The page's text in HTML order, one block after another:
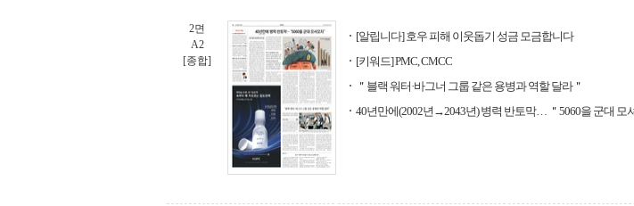
2면
A2
[종합]
[알립니다] 호우 피해 이웃돕기 성금 모금합니다
[키워드] PMC, CMCC
＂블랙 워터·바그너 그룹 같은 용병과 역할 달라＂
40년만에(2002년→2043년) 병력 반토막… ＂5060을 군대 모